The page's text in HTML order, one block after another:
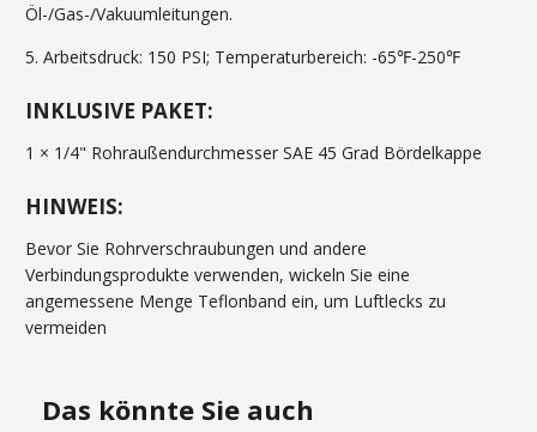
Öl-/Gas-/Vakuumleitungen.
5. Arbeitsdruck: 150 PSI; Temperaturbereich: -65℉-250℉
INKLUSIVE PAKET:
1 × 1/4" Rohraußendurchmesser SAE 45 Grad Bördelkappe
HINWEIS:
Bevor Sie Rohrverschraubungen und andere
Verbindungsprodukte verwenden, wickeln Sie eine
angemessene Menge Teflonband ein, um Luftlecks zu
vermeiden
Das könnte Sie auch